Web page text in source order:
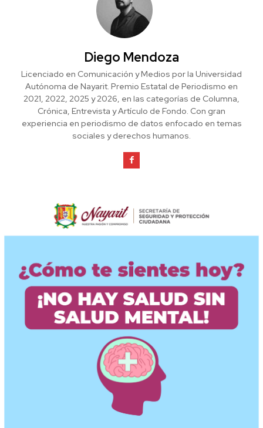
Diego Mendoza
Licenciado en Comunicación y Medios por la Universidad
Autónoma de Nayarit. Premio Estatal de Periodismo en
2021, 2022, 2025 y 2026, en las categorías de Columna,
Crónica, Entrevista y Artículo de Fondo. Con gran
experiencia en periodismo de datos enfocado en temas
sociales y derechos humanos.